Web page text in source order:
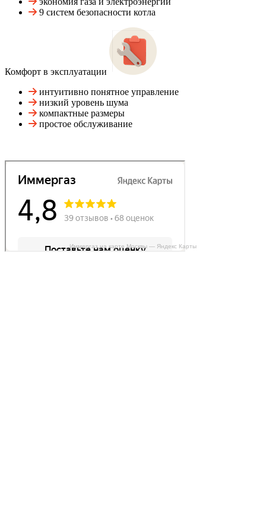
9 систем безопасности котла
Комфорт в эксплуатации
интуитивно понятное управление
низкий уровень шума
компактные размеры
простое обслуживание
Иммергаз на карте Москвы — Яндекс Карты